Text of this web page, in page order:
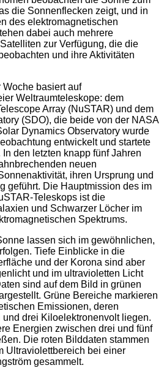
die Sonnenflecken zeigt, und in
des elektromagnetischen
dabei auch mehrere
zur Verfügung, die die
und ihre Aktivitäten
Woche basiert auf
Weltraumteleskope: dem
Array (NuSTAR) und dem
(SDO), die beide von der NASA
Dynamics Observatory wurde
entwickelt und startete
den letzten knapp fünf Jahren
neuen
ihren Ursprung und
geführt. Die Hauptmission des im
Teleskops ist die
und Schwarzer Löcher im
Spektrums.
lassen sich im gewöhnlichen,
Tiefe Einblicke in die
und der Korona sind aber
und im ultravioletten Licht
sind auf dem Bild in grünen
Grüne Bereiche markieren
Emissionen, deren
drei Kiloelektronenvolt liegen.
Energien zwischen drei und fünf
Die roten Bilddaten stammen
Ultraviolettbereich bei einer
gesammelt.